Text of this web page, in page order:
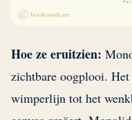
Hoe ze eruitzien:
zichtbare oogplooi.
wimperlijn tot het